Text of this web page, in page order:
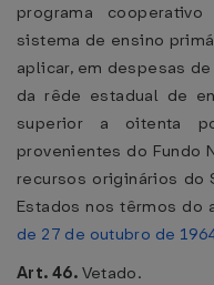
programa
sistema de ensino
aplicar, em despesas
da rêde estadual de
superior a oitenta
provenientes do Fundo
recursos originários do
Estados nos têrmos do
de 27 de outubro de
Art. 46. Vetado.